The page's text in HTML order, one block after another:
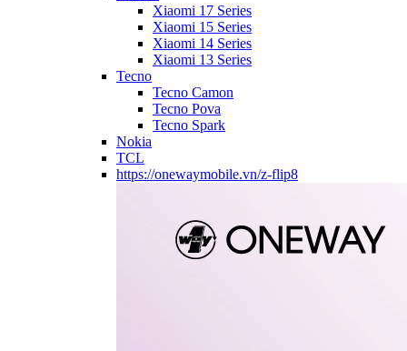
Xiaomi 17 Series
Xiaomi 15 Series
Xiaomi 14 Series
Xiaomi 13 Series
Tecno
Tecno Camon
Tecno Pova
Tecno Spark
Nokia
TCL
https://onewaymobile.vn/z-flip8